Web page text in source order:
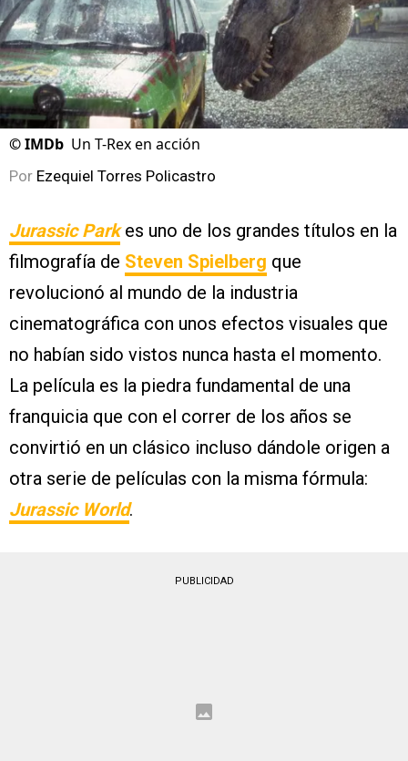
©IMDb Un T-Rex en acción
Por Ezequiel Torres Policastro
Jurassic Parkes uno de los grandes títulos en la
filmografía de Steven Spielberg que
revolucionó al mundo de la industria
cinematográfica con unos efectos visuales que
no habían sido vistos nunca hasta el momento.
La película es la piedra fundamental de una
franquicia que con el correr de los años se
convirtió en un clásico incluso dándole origen a
otra serie de películas con la misma fórmula:
Jurassic World.
PUBLICIDAD